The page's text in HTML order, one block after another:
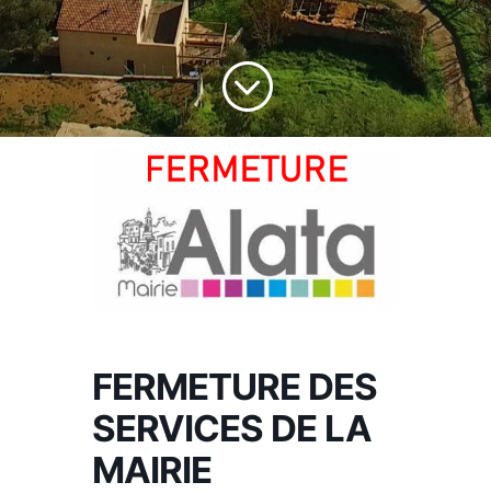
;
FERMETURE DES
SERVICES DE LA
MAIRIE